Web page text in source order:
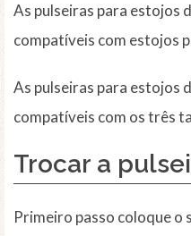
As pulseiras para estojos
compatíveis com estojos
As pulseiras para estojos
compatíveis com os três
Trocar a
Primeiro passo coloque o